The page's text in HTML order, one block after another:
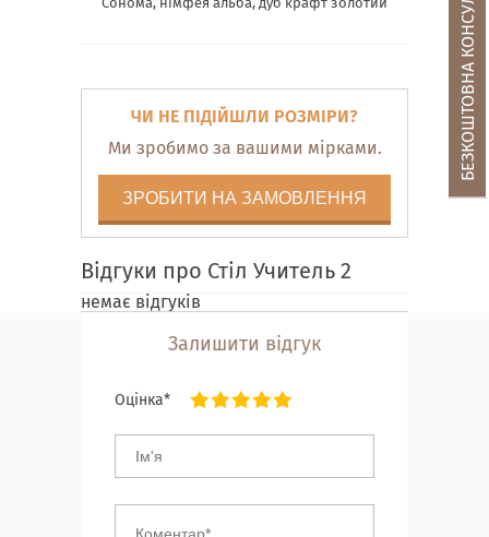
ЧИ НЕ ПІДІЙШЛИ РОЗМІРИ?
Ми зробимо за вашими мірками.
ЗРОБИТИ НА ЗАМОВЛЕННЯ
Відгуки про Стіл Учитель 2
немає відгуків
Залишити відгук
Оцінка*
БЕЗКОШТОВНА КОНСУЛЬТАЦІЯ